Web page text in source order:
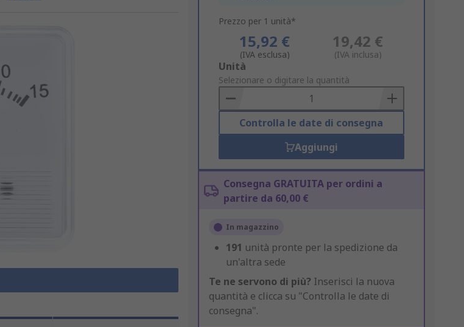
Prezzo per 1 unità*
15,92 €
(IVA esclusa)
19,42 €
(IVA inclusa)
Add
to
Basket
Unità
Selezionare o digitare la quantità
Controlla le date di consegna
Aggiungi
Consegna GRATUITA per ordini a
partire da 60,00 €
In magazzino
191 unità pronte per la spedizione da
un'altra sede
Te ne servono di più? Inserisci la nuova
quantità e clicca su "Controlla le date di
consegna".